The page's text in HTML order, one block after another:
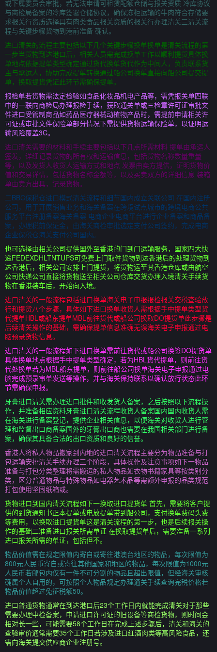
或下属委员会审批，若无法申请可租赁配额仓储与报关资质 冷库协议
与商检局备案的冷库签署仓储协议，确保冻柜运输的牛肉符合存储要
求报关行资质选择具有肉类食品报关资质的报关行办理清关三清关流
程与关键步骤货物到港前准备 确认。
进口清关的流程主要包括以下几个关键步骤换单换单是清关流程的第
一步当货物到达港口后，相关人员需完成换单工作以顺利提货具体换
单地点依据提单类型确定通过货代换单货代作为中间人，负责联系货
主与承运人，协助完成提单转换通过船公司换单直接向船公司提交提
单，换取提货凭证此环节需确保提单。
报检单若货物需法定检验如食品化妆品机电产品等，需凭报关单四联
中的一联向商检局办理报检手续，获取通关单或三检章许可证审批文
件进口受管制商品如药品医疗器械动植物产品时，需提前申请相关许
可证或审批文件保险单部分情况下需提供货物运输保险单，以证明运
输风险覆盖3C。
进口清关需要的材料和手续主要包括以下几点所需材料 提单由承运人
签发，详细记录货物的所有权和运输信息，包括货物名称数量重量
等，以及发货人收货人运输方式和地点 发票由卖方提供，证明货物价
值和交易详情，包括货物名称金额等，以及买卖双方的详细信息 装箱
单由卖方出具，记录货物。
二BBC保税仓进口模式清关流程和细节国内成立关联公司 在国内注册
公司，用于开展销售业务和海关备案在跨境试点城市的跨境电商公共
服务平台注册备案海关备案 电商企业电商平台进行企业备案和商品备
案，办理税前保证金，由海关商检审批选定支付公司签约，完成电商
企业保税仓海关支付公司国内。
也可选择由相关公司提供国外至香港的门到门运输服务，国家四大快
递FEDEXDHLTNTUPS可免费上门取件货物到达香港后的处理货物到
达香港后，相关公司安排上门提货，将货物运至其香港仓库或由航空
公司快递公司直接将货物送至相关公司仓库交货办理入境清关手续货
物在香港装车后，开始向入境。
进口清关的一般流程包括进口换单海关电子申报报检报关交税查验放
行和提货八个步骤，具体如下进口换单收货人需根据手中提单类型货
代提单HBL或船东提单MBL前往货代或船公司换取DO提货单此步骤是
后续清关操作的基础，需确保提单信息准确无误海关电子申报通过电
脑预录货物信息。
进口清关的一般流程如下进口换单需前往货代或船公司换签DO提货单
具体换单地点根据手中提单类型确定，若为HBL货代提单，则前往货
代处换单若为MBL船东提单，则前往船公司换单海关电子申报通过电
脑完成预录审单发送等操作，并与海关保持联系以确认放行状态此环
节需确保申报。
牙膏进口清关需办理进口批件和收发货人备案，之后按照以下流程操
作，并准备相应资料牙膏进口清关流程收货人备案国内国内收货人需
在海关进行备案登记，提供企业相关信息，以便海关对收货人进行管
理和监督出口商备案国外的牙膏出口商也需要在我国相关部门进行备
案，确保其具备合法的出口资质和良好的信誉。
香港人将私人物品搬家到内地的进口清关流程主要分为物品准备与打
包运输安排清关手续办理三个阶段，具体操作及注意事项如下一物品
准备与打包分类整理将需搬运的私人物品如衣物书籍家具等按类别分
类，区分普通物品与特殊物品如电器艺术品等需额外申报的品类规范
打包使用坚固纸箱或。
货物进口到国内清关流程如下一换取进口提货单 首先，需要将客户提
供的到货通知书正本提单或电放提单带到船公司，支付换单费码头费
等费用，以换取进口提货单这是清关流程的第一步，也是后续报关操
作的基础二准备进口报关所需单证 在换取提货单后，需要准备一系列
进口报关所需的单证，包括但不。
物品价值需在规定限值内寄自或寄往港澳台地区的物品，每次限值为
800元人民币寄自或寄往其他国家和地区的物品，每次限值为1000元
人民币若邮包内仅有一件不可分割的物品且超出限值，但经海关审核
确属个人自用的，可按照个人物品规定办理通关手续查询完税价格若
物品价值超过免征税额50。
进口普通货物通常在到达港口后23个工作日内就能完成清关对于那些
需要办理中检备案，申请进口许可证的旧设备等商检货物，则时间会
相对长一些，可能需要58个工作日在完成上述步骤后，清关和海关的
查验审价通常需要35个工作日若涉及进口红酒肉类等高风险食品，还
需向海关提交供应商企业注册号。